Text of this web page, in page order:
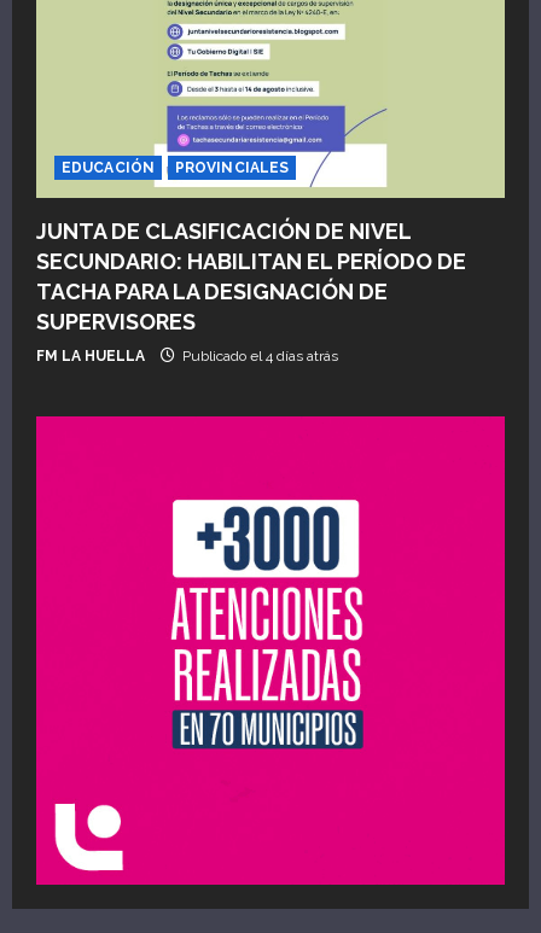
EDUCACIÓN PROVINCIALES
JUNTA DE CLASIFICACIÓN DE NIVEL
SECUNDARIO: HABILITAN EL PERÍODO DE
TACHA PARA LA DESIGNACIÓN DE
SUPERVISORES
FM LA HUELLA Publicado el 4 días atrás